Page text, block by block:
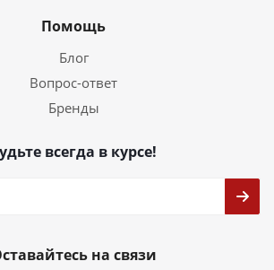
Помощь
Блог
Вопрос-ответ
Бренды
всегда в курсе!
на связи